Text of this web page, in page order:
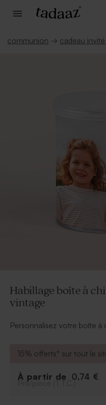
communion → cadeau
Habillage boîte à
vintage
Personnalisez votre boîte à
À retenir :
Format : 25x7,80cm
15% offerts* sur tout le
À partir de 0,74 €
Prix/pièce (T.T.C.)